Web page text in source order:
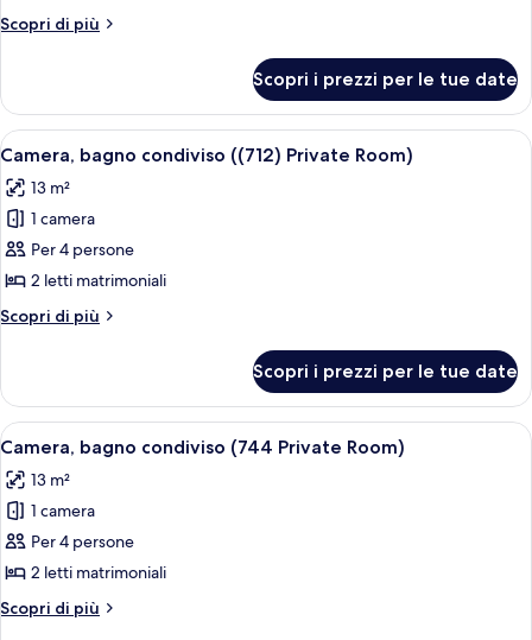
((615)
Scopri di più
Altri
bagno
condiviso
((615)
Room)
Scopri i prezzi per le tue date
Apri
tutte
le
foto
per
Camera,
bagno
condiviso
Private
Room)
Una camera d'albergo compatta con
2
Camera, bagno condiviso ((712) Private Room)
13 m²
1 camera
Per 4 persone
2 letti matrimoniali
Scopri di più
Altri
bagno
condiviso
((712)
Room)
Scopri i prezzi per le tue date
Apri
tutte
le
foto
per
Camera,
bagno
condiviso
Una stanza compatta con due letti,
5
Camera, bagno condiviso (744 Private Room)
13 m²
1 camera
Per 4 persone
2 letti matrimoniali
Scopri di più
Altri